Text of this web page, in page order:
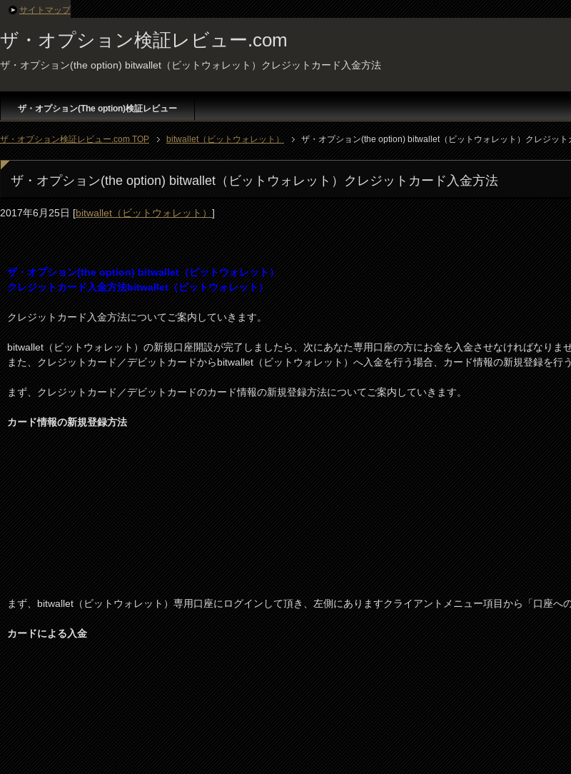
ザ・オプション検証レビュー.com
ザ・オプション(the option) bitwallet（ビットウォレット）クレジットカード入金方法
ザ・オプション(The option)検証レビュー
ザ・オプション検証レビュー.com TOP bitwallet（ビットウォレット） ザ・オプション(the option) bitwallet（ビットウォレット）クレジット
ザ・オプション(the option) bitwallet（ビットウォレット）クレジットカード入金方法
2017年6月25日[bitwallet（ビットウォレット）]
ザ・オプション(the option) bitwallet（ビットウォレット）
クレジットカード入金方法bitwallet（ビットウォレット）
クレジットカード入金方法についてご案内していきます。
bitwallet（ビットウォレット）の新規口座開設が完了しましたら、次にあなた専用口座の方にお金を入金させなければなりま
また、クレジットカード／デビットカードからbitwallet（ビットウォレット）へ入金を行う場合、カード情報の新規登録を
まず、クレジットカード／デビットカードのカード情報の新規登録方法についてご案内していきます。
カード情報の新規登録方法
まず、bitwallet（ビットウォレット）専用口座にログインして頂き、左側にありますクライアントメニュー項目から「口座へ
カードによる入金
サイトマップ